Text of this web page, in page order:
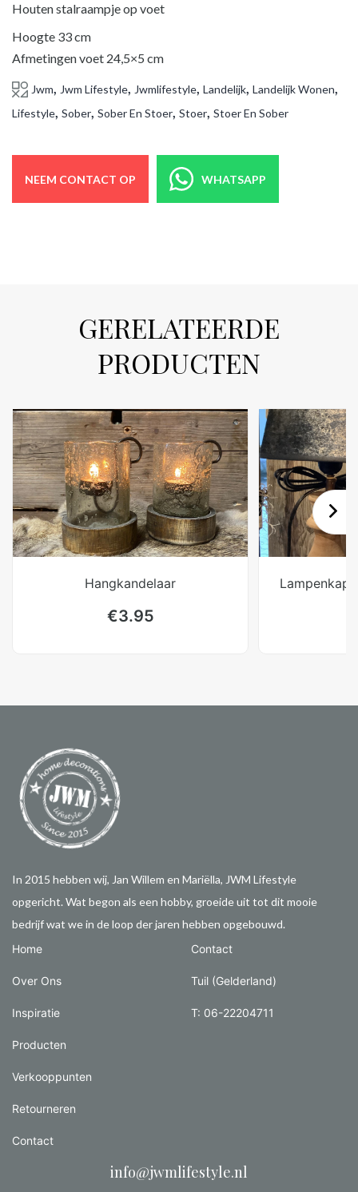
Houten stalraampje op voet
Hoogte 33 cm
Afmetingen voet 24,5×5 cm
Jwm, Jwm Lifestyle, Jwmlifestyle, Landelijk, Landelijk Wonen,
Lifestyle, Sober, Sober En Stoer, Stoer, Stoer En Sober
NEEM CONTACT OP WHATSAPP
GERELATEERDE
PRODUCTEN
Hangkandelaar
€3.95
Lampenkap
In 2015 hebben wij, Jan Willem en Mariëlla, JWM Lifestyle
opgericht. Wat begon als een hobby, groeide uit tot dit mooie
bedrijf wat we in de loop der jaren hebben opgebouwd.
Home
Over Ons
Inspiratie
Producten
Verkooppunten
Retourneren
Contact
Contact
Tuil (Gelderland)
T: 06-22204711
info@jwmlifestyle.nl